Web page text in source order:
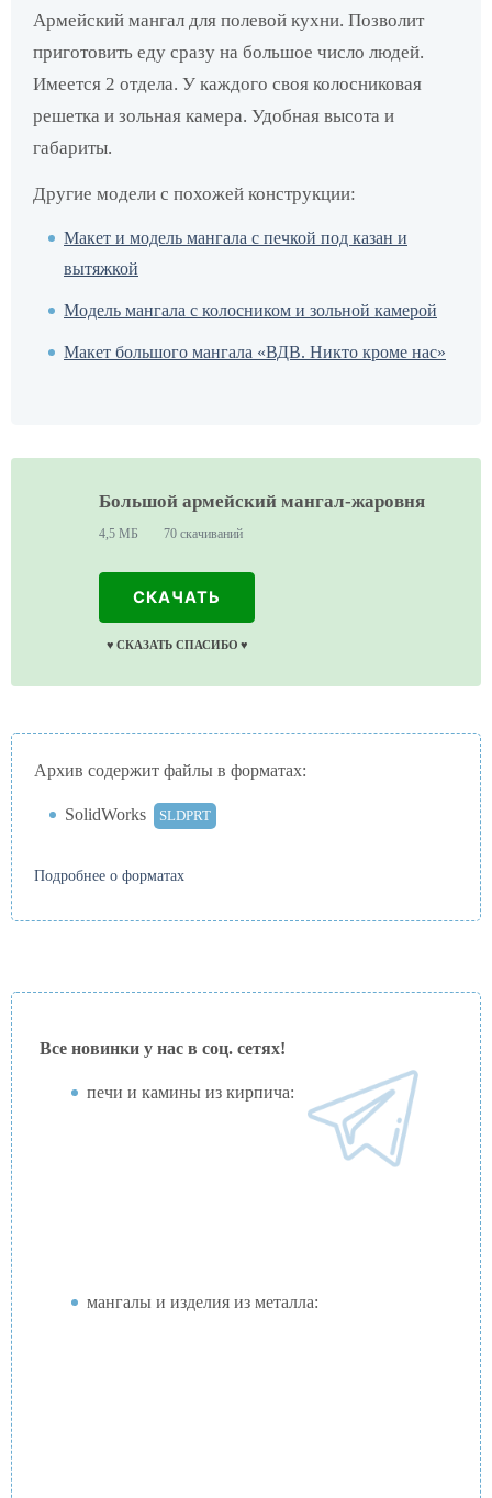
Армейский мангал для полевой кухни. Позволит
приготовить еду сразу на большое число людей.
Имеется 2 отдела. У каждого своя колосниковая
решетка и зольная камера. Удобная высота и
габариты.
Другие модели с похожей конструкции:
Макет и модель мангала с печкой под казан и
вытяжкой
Модель мангала с колосником и зольной камерой
Макет большого мангала «ВДВ. Никто кроме нас»
Большой армейский мангал-жаровня
4,5 МБ 70 скачиваний
СКАЧАТЬ
♥️ СКАЗАТЬ СПАСИБО ♥️
Архив содержит файлы в форматах:
SolidWorks SLDPRT
Подробнее о форматах
Все новинки у нас в соц. сетях!
печи и камины из кирпича:
мангалы и изделия из металла: